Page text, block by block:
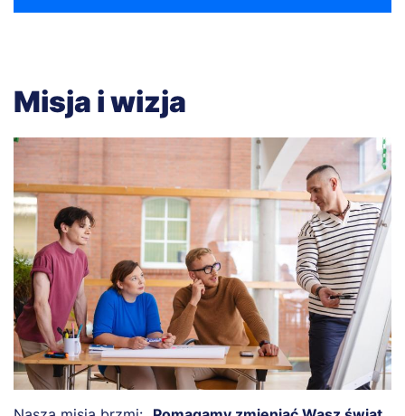
Misja i wizja